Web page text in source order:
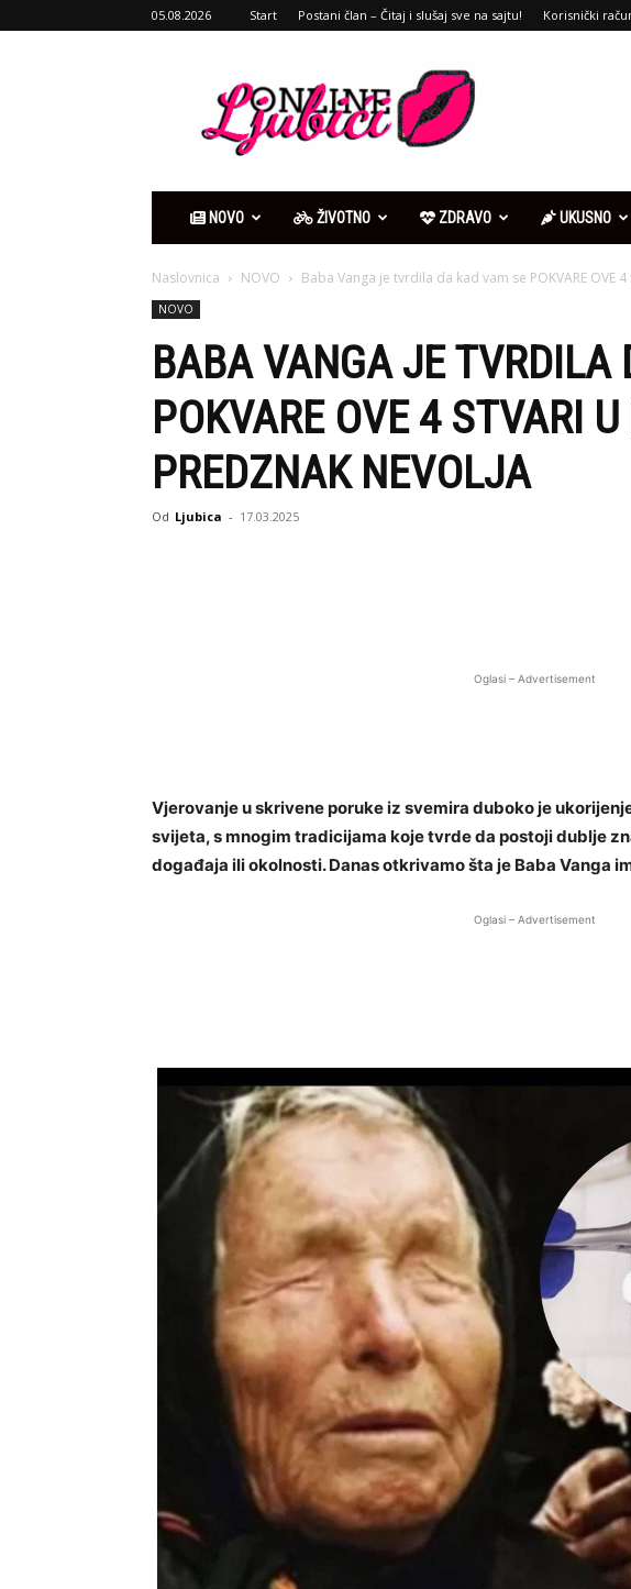
05.08.2026 Start Postani član – Čitaj i slušaj sve na sajtu! Korisnički
online
NOVO ŽIVOTNO ZDRAVO UKUSNO
Naslovnica NOVO Baba Vanga je tvrdila da kad vam se POKVARE OVE 4
NOVO
BABA VANGA JE TVRDILA
POKVARE OVE 4 STVARI
PREDZNAK NEVOLJA
Od Ljubica - 17.03.2025
Oglasi – Advertisement
Vjerovanje u skrivene poruke iz svemira duboko je
svijeta, s mnogim tradicijama koje tvrde da postoji dublje
događaja ili okolnosti. Danas otkrivamo šta je Baba Vanga
Oglasi – Advertisement